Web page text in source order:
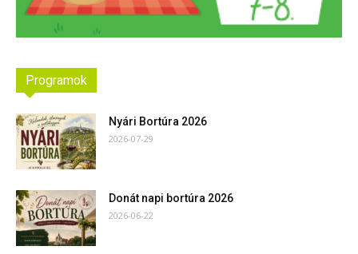
Programok
Nyári Bortúra 2026
2026-07-29
Donát napi bortúra 2026
2026-06-22